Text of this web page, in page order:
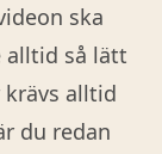
ska
alltid så lätt
alltid
du redan